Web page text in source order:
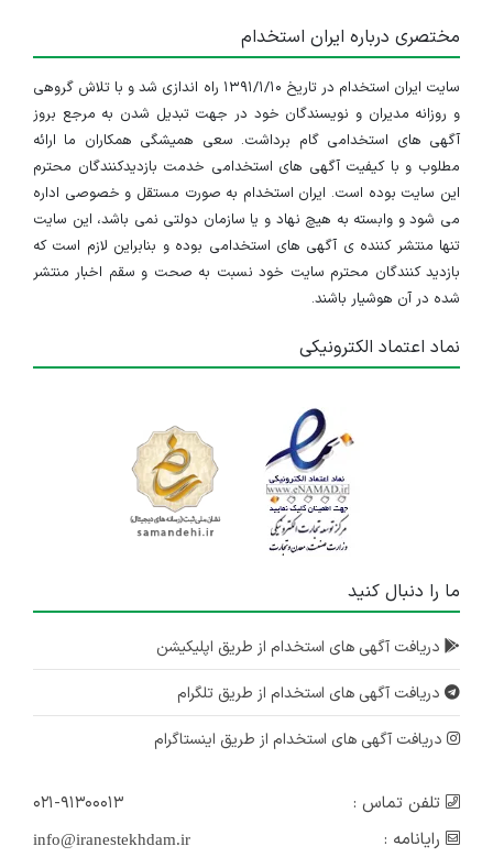
۲ سال پیش منقضی شده
مختصری درباره ایران استخدام
سایت ایران استخدام در تاریخ ۱۳۹۱/۱/۱۰ راه اندازی شد و با تلاش گروهی
و روزانه مدیران و نویسندگان خود در جهت تبدیل شدن به مرجع بروز
آگهی های استخدامی گام برداشت. سعی همیشگی همکاران ما ارائه
مطلوب و با کیفیت آگهی های استخدامی خدمت بازدیدکنندگان محترم
این سایت بوده است. ایران استخدام به صورت مستقل و خصوصی اداره
می شود و وابسته به هیچ نهاد و یا سازمان دولتی نمی باشد، این سایت
تنها منتشر کننده ی آگهی های استخدامی بوده و بنابراین لازم است که
بازدید کنندگان محترم سایت خود نسبت به صحت و سقم اخبار منتشر
شده در آن هوشیار باشند.
نماد اعتماد الکترونیکی
ما را دنبال کنید
دریافت آگهی های استخدام از طریق اپلیکیشن
دریافت آگهی های استخدام از طریق تلگرام
دریافت آگهی های استخدام از طریق اینستاگرام
تلفن تماس :
۰۲۱-۹۱۳۰۰۰۱۳
رایانامه :
info@iranestekhdam.ir